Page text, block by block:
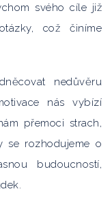
svého cíle již
což činíme
nedůvěru
nás vybízí
přemoci strach,
se rozhodujeme o
budoucností,